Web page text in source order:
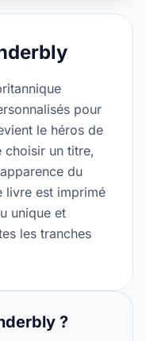
pour
le héros de
choisir un titre,
du
livre est imprimé
unique et
les tranches
?